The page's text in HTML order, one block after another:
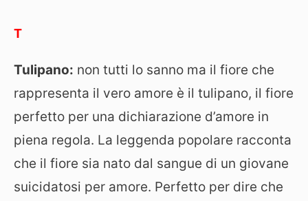
T
Tulipano: non tutti lo sanno ma il fiore che
rappresenta il vero amore è il tulipano, il fiore
perfetto per una dichiarazione d’amore in
piena regola. La leggenda popolare racconta
che il fiore sia nato dal sangue di un giovane
suicidatosi per amore. Perfetto per dire che